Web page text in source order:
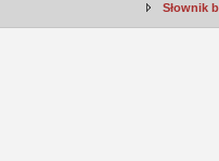
Słownik